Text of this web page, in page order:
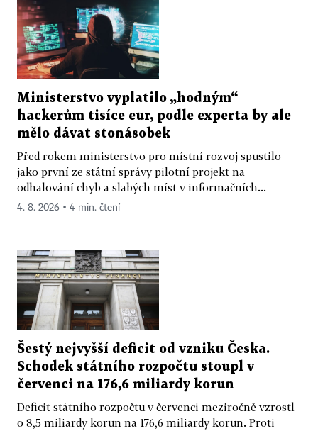
Ministerstvo vyplatilo „hodným“
hackerům tisíce eur, podle experta by ale
mělo dávat stonásobek
Před rokem ministerstvo pro místní rozvoj spustilo
jako první ze státní správy pilotní projekt na
odhalování chyb a slabých míst v informačních...
4. 8. 2026 ▪ 4 min. čtení
Šestý nejvyšší deficit od vzniku Česka.
Schodek státního rozpočtu stoupl v
červenci na 176,6 miliardy korun
Deficit státního rozpočtu v červenci meziročně vzrostl
o 8,5 miliardy korun na 176,6 miliardy korun. Proti